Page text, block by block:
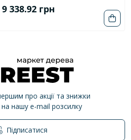
9 338.92 грн
про акції та знижки
на нашу e-mail розсилку
Підписатися